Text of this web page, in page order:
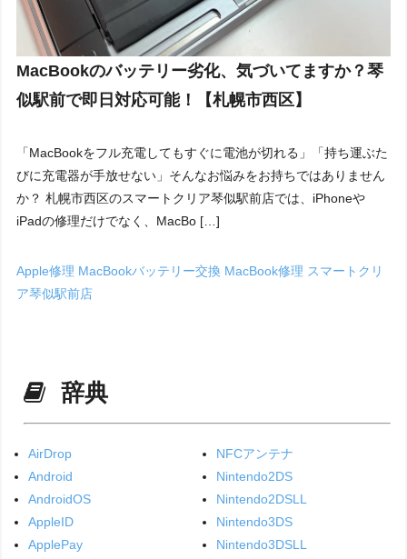
MacBookのバッテリー劣化、気づいてますか？琴
似駅前で即日対応可能！【札幌市西区】
「MacBookをフル充電してもすぐに電池が切れる」「持ち運ぶた
びに充電器が手放せない」そんなお悩みをお持ちではありません
か？ 札幌市西区のスマートクリア琴似駅前店では、iPhoneや
iPadの修理だけでなく、MacBo […]
Apple修理 MacBookバッテリー交換 MacBook修理 スマートクリ
ア琴似駅前店
辞典
AirDrop
Android
AndroidOS
AppleID
ApplePay
NFCアンテナ
Nintendo2DS
Nintendo2DSLL
Nintendo3DS
Nintendo3DSLL